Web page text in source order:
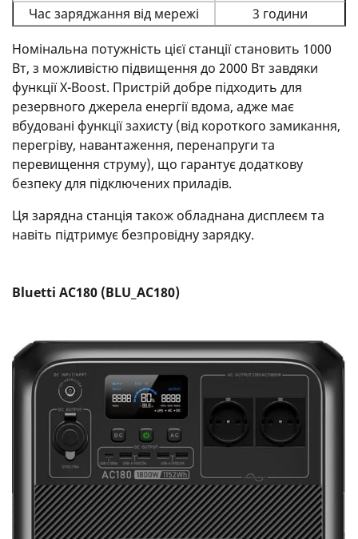
Час заряджання від мережі
3 години
Номінальна потужність цієї станції становить 1000
Вт, з можливістю підвищення до 2000 Вт завдяки
функції X-Boost. Пристрій добре підходить для
резервного джерела енергії вдома, адже має
вбудовані функції захисту (від короткого замикання,
перегріву, навантаження, перенапруги та
перевищення струму), що гарантує додаткову
безпеку для підключених приладів.
Ця зарядна станція також обладнана дисплеєм та
навіть підтримує безпровідну зарядку.
Bluetti AC180 (BLU_AC180)